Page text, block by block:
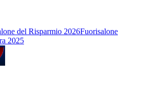
del Risparmio 2026Fuorisalone
2025